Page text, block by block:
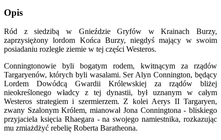
Opis
Ród z siedzibą w Gnieździe Gryfów w Krainach Burzy,
zaprzysiężony lordom Końca Burzy, niegdyś mający w swoim
posiadaniu rozległe ziemie w tej części Westeros.
Conningtonowie byli bogatym rodem, kwitnącym za rządów
Targaryenów, których byli wasalami. Ser Alyn Connington, będący
Lordem Dowódcą Gwardii Królewskiej za rządów bliżej
nieokreślonego władcy z tej dynastii, był uznanym w całym
Westeros strategiem i szermierzem. Z kolei Aerys II Targaryen,
zwany Szalonym Królem, mianował Jona Conningtona - bliskiego
przyjaciela księcia Rhaegara - na swojego namiestnika, rozkazując
mu zmiażdżyć rebelię Roberta Baratheona.